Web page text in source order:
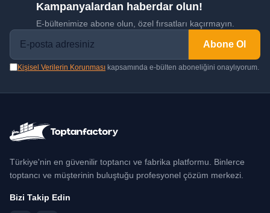
Kampanyalardan haberdar olun!
E-bültenimize abone olun, özel fırsatları kaçırmayın.
Abone Ol
Kişisel Verilerin Korunması kapsamında e-bülten aboneliğini onaylıyorum.
Türkiye'nin en güvenilir toptancı ve fabrika platformu. Binlerce
toptancı ve müşterinin buluştuğu profesyonel çözüm merkezi.
Bizi Takip Edin